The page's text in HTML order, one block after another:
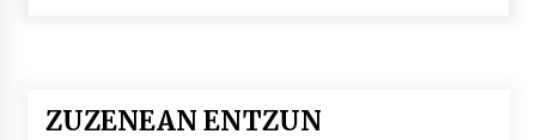
ZUZENEAN ENTZUN